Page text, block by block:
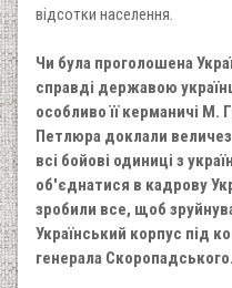
відсотки населення.
Чи була проголошена
справді державою
особливо її керманичі
Петлюра доклали
всі бойові одиниці з
об'єднатися в кадрову
зробили все, щоб
Український корпус під
генерала Скоропадського.